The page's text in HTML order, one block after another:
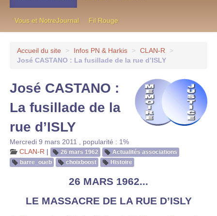
Vous et NotreJournal Fil Rouge
Accueil du site > Infos PN & Harkis > CLAN-R
>
José CASTANO : La fusillade de la rue d’ISLY
José CASTANO :
La fusillade de la
rue d’ISLY
Mercredi 9 mars 2011
popularité : 1%
CLAN-R | 26 mars 1962
Actualités associations
barre_oueb
choixboost Histoire
26 MARS 1962...
LE MASSACRE DE LA RUE D’ISLY